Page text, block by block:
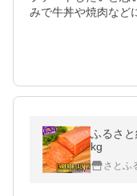
みで牛丼や焼肉など
ふるさ
kg
さとふ